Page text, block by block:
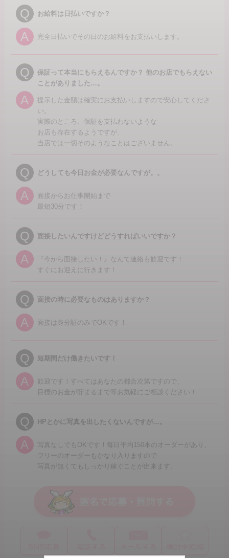
Q お給料は日払いですか？
A 完全日払いでその日のお給料をお支払いします。
Q
保証って本当にもらえるんですか？ 他のお店でもらえない
ことがありました…。
A
提示した金額は確実にお支払いしますので安心してくださ
い。
実際のところ、保証を支払わないような
お店も存在するようですが、
当店では一切そのようなことはございません。
Q どうしても今日お金が必要なんですが。。
A
面接からお仕事開始まで
最短30分です！
Q 面接したいんですけどどうすればいいですか？
A
『今から面接したい！』なんて連絡も歓迎です！
すぐにお迎えに行きます！
Q 面接の時に必要なものはありますか？
A 面接は身分証のみでOKです！
Q 短期間だけ働きたいです！
A
歓迎です！すべてはあなたの都合次第ですので、
目標のお金が貯まるまで等お気軽にご相談ください！
Q HPとかに写真を出したくないんですが…。
A
写真なしでもOKです！毎日平均150本のオーダーがあり、
フリーのオーダーもかなり入りますので
写真が無くてもしっかり稼ぐことが出来ます。